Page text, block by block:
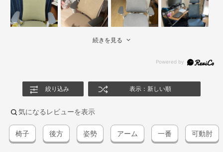
続きを見る
絞り込み 表示：新しい順
気になるレビューを表示
椅子 後方 姿勢 アーム 一番 可動肘